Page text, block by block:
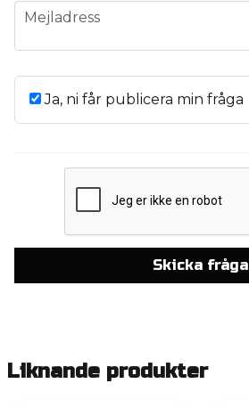
email
Mejladress
Ja, ni får publicera min fråga
Skicka fråga
Liknande produkter